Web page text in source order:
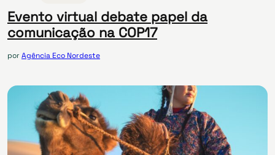
Evento virtual debate papel da
comunicação na COP17
porAgência Eco Nordeste